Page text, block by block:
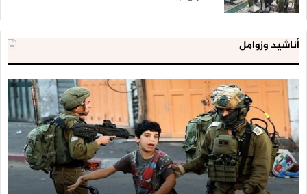
أناشيد وزوامل
العدو
الإسرائيلي
اعتقل
543
طفلا
فلسطينيا
خلال
2020